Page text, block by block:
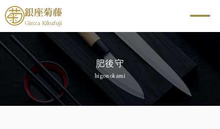
銀座菊藤
Ginza Kikufuji
肥後守
higonokami